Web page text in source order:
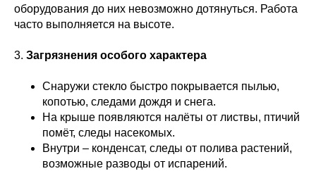
оборудования до них невозможно дотянуться. Работа
часто выполняется на высоте.
3. Загрязнения особого характера
Снаружи стекло быстро покрывается пылью,
копотью, следами дождя и снега.
На крыше появляются налёты от листвы, птичий
помёт, следы насекомых.
Внутри – конденсат, следы от полива растений,
возможные разводы от испарений.